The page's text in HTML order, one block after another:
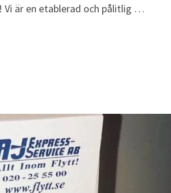
är en etablerad och pålitlig …